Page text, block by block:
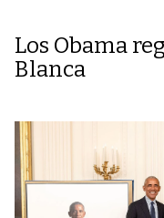
Los Obama
Blanca